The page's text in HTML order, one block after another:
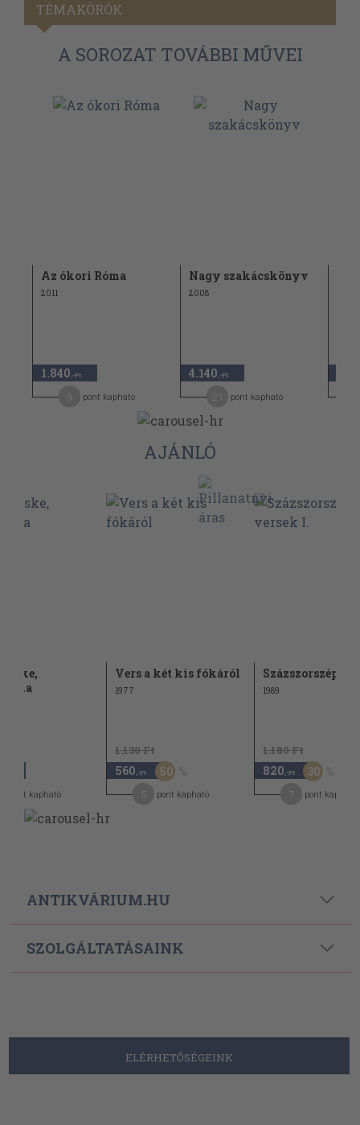
TÉMAKÖRÖK
A SOROZAT TOVÁBBI MŰVEI
Az ókori Róma
2011
1.840 ,-Ft
pont kapható
Nagy szakácskönyv
2008
4.140 ,-Ft
pont kapható
AJÁNLÓ
pont kapható
Vers a két kis fókáról
1977
1.130 Ft
560 ,-Ft 50
pont kapható
Százszorszép
1989
1.180 Ft
820 ,-Ft 30
pont kapható
ANTIKVÁRIUM.HU
SZOLGÁLTATÁSAINK
ELÉRHETŐSÉGEINK